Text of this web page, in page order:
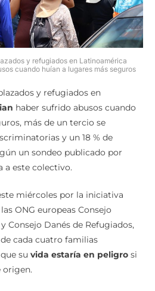
y refugiados en Latinoamérica
cuando huían a lugares más seguros
y refugiados en
haber sufrido abusos cuando
más de un tercio se
y un 18 % de
un sondeo publicado por
a este colectivo.
miércoles por la iniciativa
ONG europeas Consejo
Consejo Danés de Refugiados,
cada cuatro familias
su vida estaría en peligro si
origen.